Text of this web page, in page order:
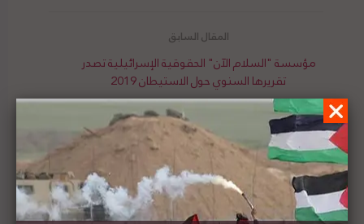
مؤسسة "السلام الآن" الحقوقية الإسرائيلية تصدر
تقريرها السنوي حول الاستيطان 2019
مطالبة لنقابة المحامين الإسرائيليين بعدم إعاقة
تحقيق المحكمة الجنائية الدولية في الأراضي
الفلسطينية